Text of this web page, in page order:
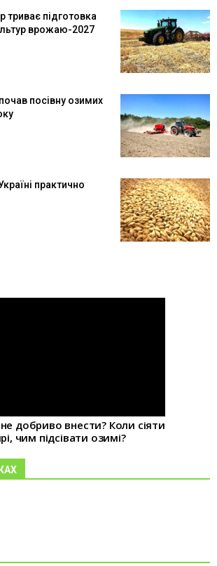
триває підготовка
врожаю-2027
посівну озимих
практично
добриво внести? Коли сіяти
чим підсівати озимі?